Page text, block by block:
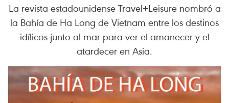
La revista estadounidense Travel+Leisure nombró a
la Bahía de Ha Long de Vietnam entre los destinos
idílicos junto al mar para ver el amanecer y el
atardecer en Asia.